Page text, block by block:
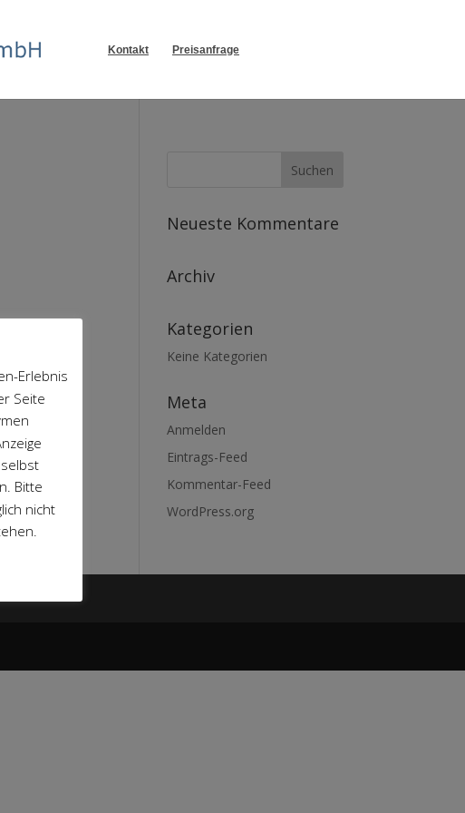
Kontakt Preisanfrage
Neueste Kommentare
Archiv
Kategorien
Keine Kategorien
Meta
Anmelden
Eintrags-Feed
Kommentar-Feed
WordPress.org
Erlebnis
Seite
Bitte
nicht